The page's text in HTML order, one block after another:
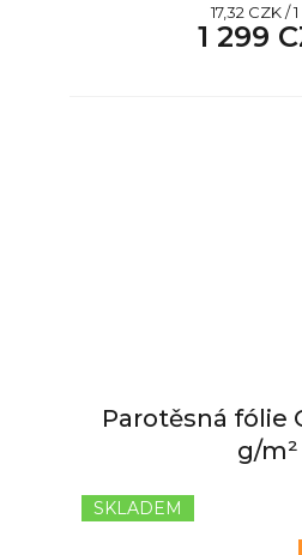
1 299
Měrná
cena:
17,32 CZK /
Parotěsná fólie
g/m²
SKLADEM